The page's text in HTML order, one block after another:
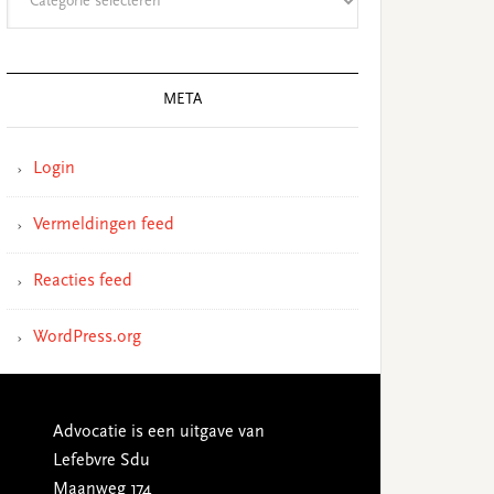
META
Login
Vermeldingen feed
Reacties feed
WordPress.org
Advocatie is een uitgave van
Lefebvre Sdu
Maanweg 174